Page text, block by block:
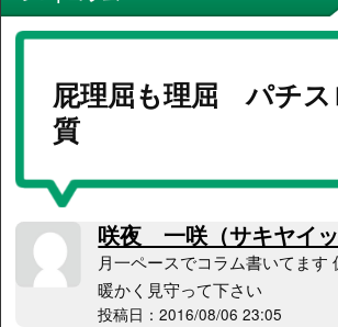
屁理屈も理屈 パチス
質
咲夜 一咲（サキヤイッ
月一ペースでコラム書いてます
暖かく見守って下さい
投稿日：2016/08/06 23:05